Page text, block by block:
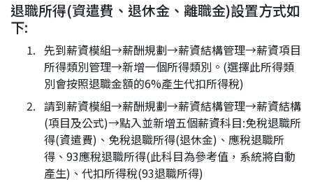
退職所得(資遣費、退休金、離職金)設置方式如
下:
先到薪資模組→薪酬規劃→薪資結構管理→薪資項目
所得類別管理→新增一個所得類別。(選擇此所得類
別會按照退職金額的6%產生代扣所得稅)
請到薪資模組→薪酬規劃→薪資結構管理→薪資結構
(項目及公式)→點入並新增五個薪資科目:免稅退職所
得(資遣費)、免稅退職所得(退休金)、應稅退職所
得、93應稅退職所得(此科目為參考值，系統將自動
產生)、代扣所得稅(93退職所得)